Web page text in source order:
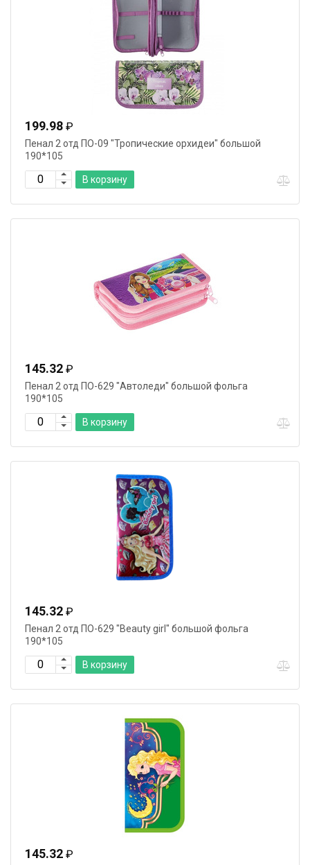
199.98 ₽
Пенал 2 отд ПО-09 "Тропические орхидеи" большой
190*105
В корзину
145.32 ₽
Пенал 2 отд ПО-629 "Автоледи" большой фольга
190*105
В корзину
145.32 ₽
Пенал 2 отд ПО-629 "Beauty girl" большой фольга
190*105
В корзину
145.32 ₽